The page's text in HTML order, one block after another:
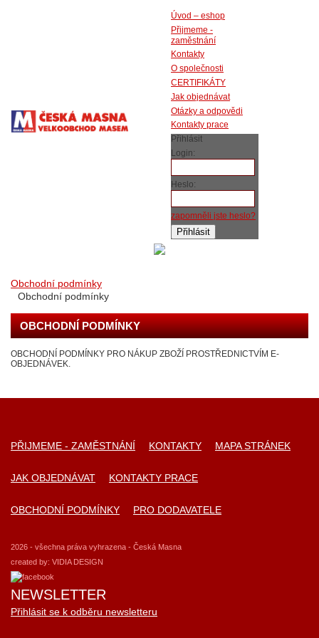
Úvod – eshop
Přijmeme -
zaměstnání
Kontakty
O společnosti
CERTIFIKÁTY
Jak objednávat
Otázky a odpovědi
Kontakty prace
Přihlásit
Login:
Heslo:
zapomněli jste heslo?
Obchodní podmínky
Obchodní podmínky
OBCHODNÍ PODMÍNKY
OBCHODNÍ PODMÍNKY PRO NÁKUP ZBOŽÍ PROSTŘEDNICTVÍM E-
OBJEDNÁVEK.
PŘIJMEME - ZAMĚSTNÁNÍ KONTAKTY MAPA STRÁNEK
JAK OBJEDNÁVAT KONTAKTY PRACE
OBCHODNÍ PODMÍNKY PRO DODAVATELE
2026 - všechna práva vyhrazena - Česká Masna
created by: VIDIA DESIGN
NEWSLETTER
Přihlásit se k odběru newsletteru